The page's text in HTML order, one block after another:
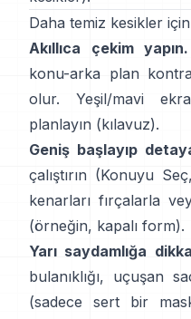
Daha temiz kesikler için
Akıllıca çekim yapın.
konu-arka plan
olur. Yeşil/mavi
planlayın (kılavuz).
Geniş başlayıp
çalıştırın (Konuyu Seç,
kenarları fırçalarla
(örneğin, kapalı form).
Yarı saydamlığa
bulanıklığı, uçuşan
(sadece sert bir